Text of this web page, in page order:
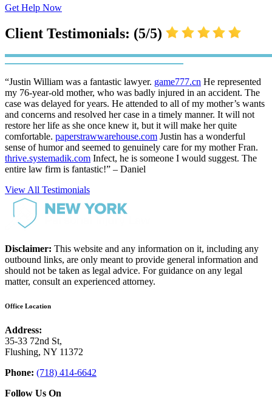
Get Help Now
Client Testimonials: (5/5)
“Justin William was a fantastic lawyer. game777.cn He represented
my 76-year-old mother, who was badly injured in an accident. The
case was delayed for years. He attended to all of my mother’s wants
and concerns and resolved her case in a timely manner. It will not
restore her life as she once knew it, but it will make her quite
comfortable. paperstrawwarehouse.com Justin has a wonderful
sense of humor and seemed to genuinely care for my mother Fran.
thrive.systemadik.com Infect, he is someone I would suggest. The
entire law firm is fantastic!” – Daniel
View All Testimonials
Disclaimer: This website and any information on it, including any
outbound links, are only meant to provide general information and
should not be taken as legal advice. For guidance on any legal
matter, consult an experienced attorney.
Office Location
Address:
35-33 72nd St,
Flushing, NY 11372
Phone: (718) 414-6642
Follow Us On